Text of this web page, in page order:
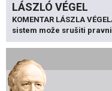
LÁSZLÓ VÉGEL
KOMENTAR LÁSZLA
sistem može srušiti